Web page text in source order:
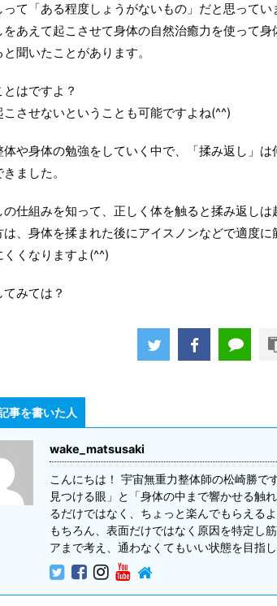
って「ある程度しょうがないもの」だと思ってい
をあえて起こさせて身体の自然治癒力を使って
聞いたことがあります。
とはですよ？
こさせないということも可能ですよね(^^)
体や身体の勉強をしていく中で、「揉み返し」
ました。
仕組みを知って、正しく体を触ると揉み返しは
は、身体を揉まれた後にアイスノンなどで適度
くくなりますよ(^^)
みては？
事を書いた人
wake_matsusaki
こんにちは！ 宇宙無重力整体師の松崎勝で
見つける眼」と「身体の中まで響かせる触
るだけではなく、ちょっと楽んでもらえる
もちろん、表面だけではなく原因を特定し
アまで考え、通わなくてもいい状態を目指